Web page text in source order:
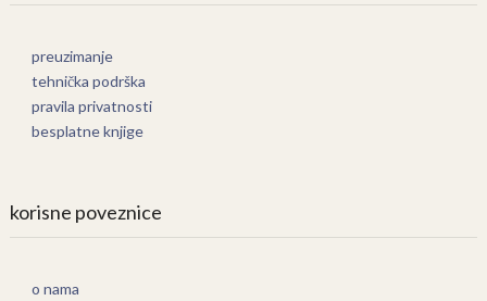
preuzimanje
tehnička podrška
pravila privatnosti
besplatne knjige
korisne poveznice
o nama